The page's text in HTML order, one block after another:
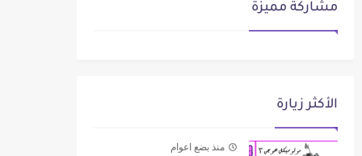
مشاركة مميزة
الأكثر زيارة
منذ بضع اعوام